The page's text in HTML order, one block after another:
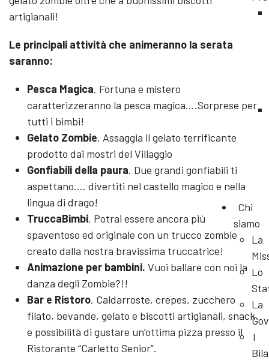
Chi
siamo
La
Lo
La
I
artigianali!
Le principali attività che animeranno la serata
saranno:
Pesca Magica. Fortuna e mistero
caratterizzeranno la pesca magica….Sorprese per
tutti i bimbi!
Gelato Zombie. Assaggia il gelato terrificante
prodotto dai mostri del Villaggio
Gonfiabili della paura. Due grandi gonfiabili ti
aspettano.... divertiti nel castello magico e nella
lingua di drago!
TruccaBimbi. Potrai essere ancora più
spaventoso ed originale con un trucco zombie
creato dalla nostra bravissima truccatrice!
Animazione per bambini. Vuoi ballare con noi la
danza degli Zombie?!!
Bar e Ristoro. Caldarroste, crepes, zucchero
filato, bevande, gelato e biscotti artigianali, snack
e possibilità di gustare un’ottima pizza presso il
Ristorante “Carletto Senior”.